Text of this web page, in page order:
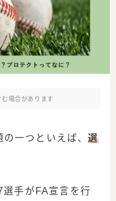
場合があります
の一つといえば、選
手がFA宣言を行